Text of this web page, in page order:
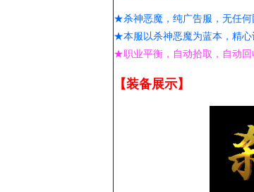
★杀神恶魔，纯广告服，无任
★本服以杀神恶魔为蓝本，精
★职业平衡，自动拾取，自动
【装备展示】